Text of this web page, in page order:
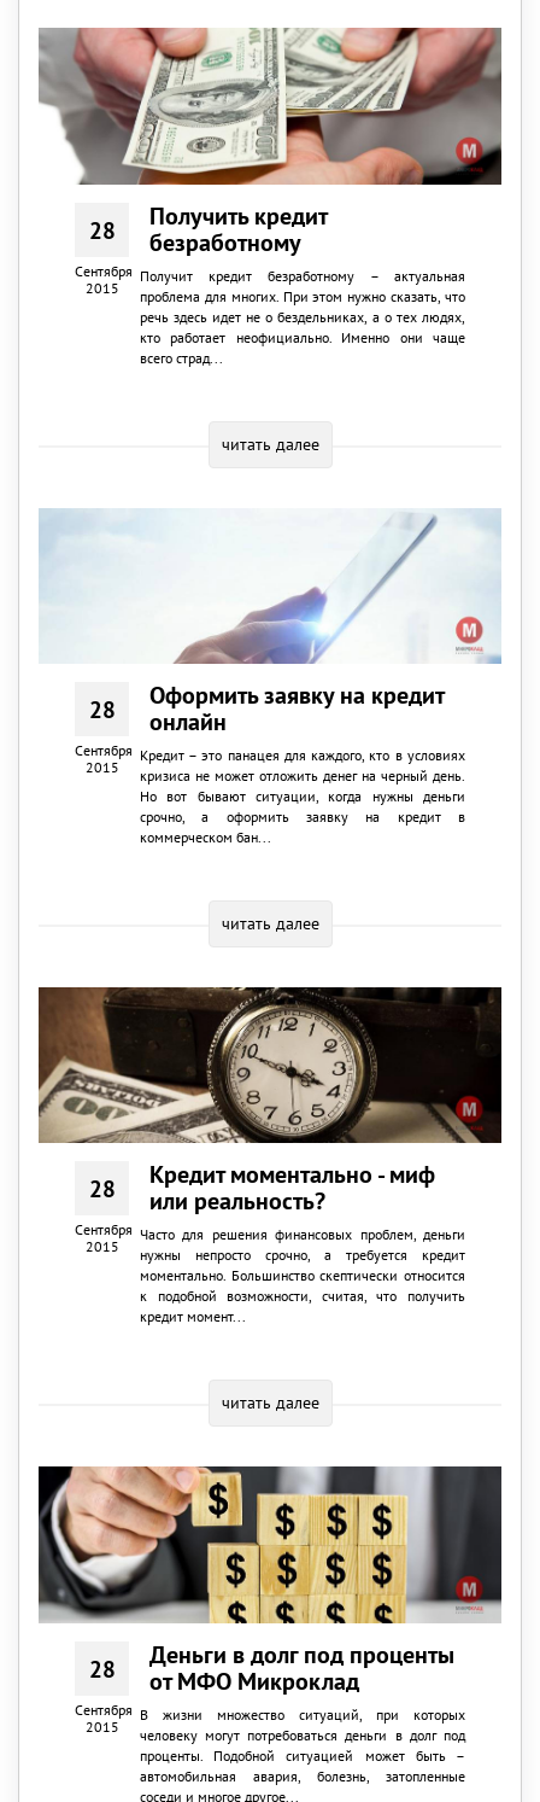
28
Сентября
2015
Получить кредит
безработному
Получит кредит безработному – актуальная
проблема для многих. При этом нужно сказать, что
речь здесь идет не о бездельниках, а о тех людях,
кто работает неофициально. Именно они чаще
всего страд...
читать далее
28
Сентября
2015
Оформить заявку на кредит
онлайн
Кредит – это панацея для каждого, кто в условиях
кризиса не может отложить денег на черный день.
Но вот бывают ситуации, когда нужны деньги
срочно, а оформить заявку на кредит в
коммерческом бан...
читать далее
28
Сентября
2015
Кредит моментально - миф
или реальность?
Часто для решения финансовых проблем, деньги
нужны непросто срочно, а требуется кредит
моментально. Большинство скептически относится
к подобной возможности, считая, что получить
кредит момент...
читать далее
28
Сентября
2015
Деньги в долг под проценты
от МФО Микроклад
В жизни множество ситуаций, при которых
человеку могут потребоваться деньги в долг под
проценты. Подобной ситуацией может быть –
автомобильная авария, болезнь, затопленные
соседи и многое другое...